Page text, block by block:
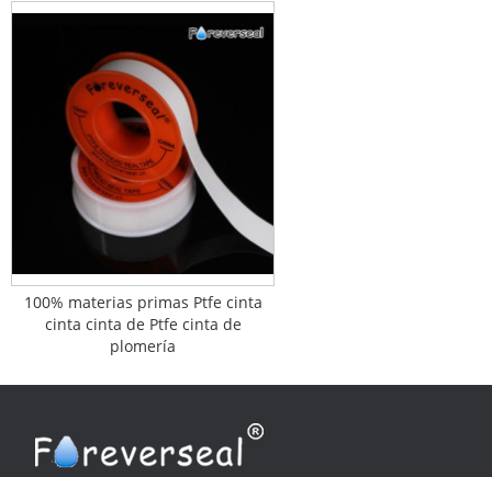
100% materias primas Ptfe cinta
cinta cinta de Ptfe cinta de
plomería